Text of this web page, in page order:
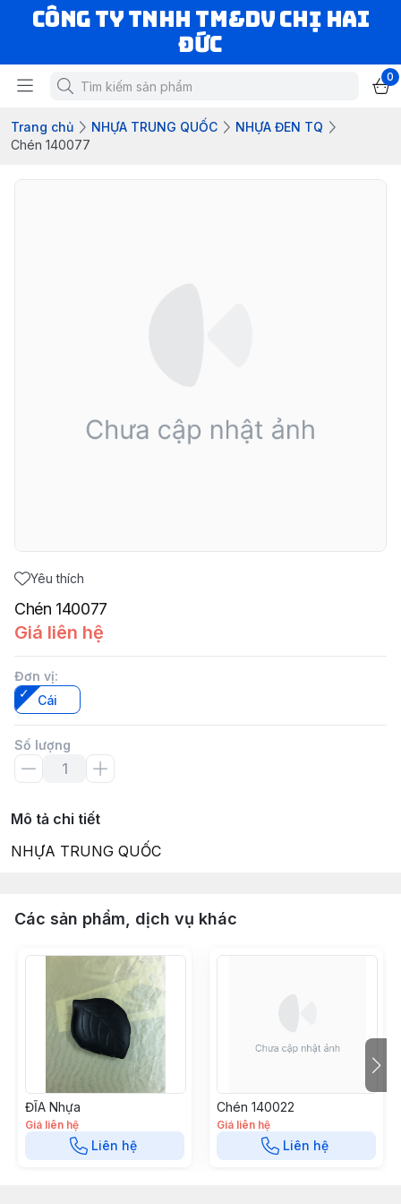
CÔNG TY TNHH TM&DV CHỊ HAI
ĐỨC
0
Trang chủ NHỰA TRUNG QUỐC
NHỰA ĐEN TQ
Chén 140077
Yêu thích
Chén 140077
Giá liên hệ
Đơn vị:
Cái
Số lượng
Mô tả chi tiết
NHỰA TRUNG QUỐC
Các sản phẩm, dịch vụ khác
ĐĨA Nhựa
Giá liên hệ
Liên hệ
Chén 140022
Giá liên hệ
Liên hệ